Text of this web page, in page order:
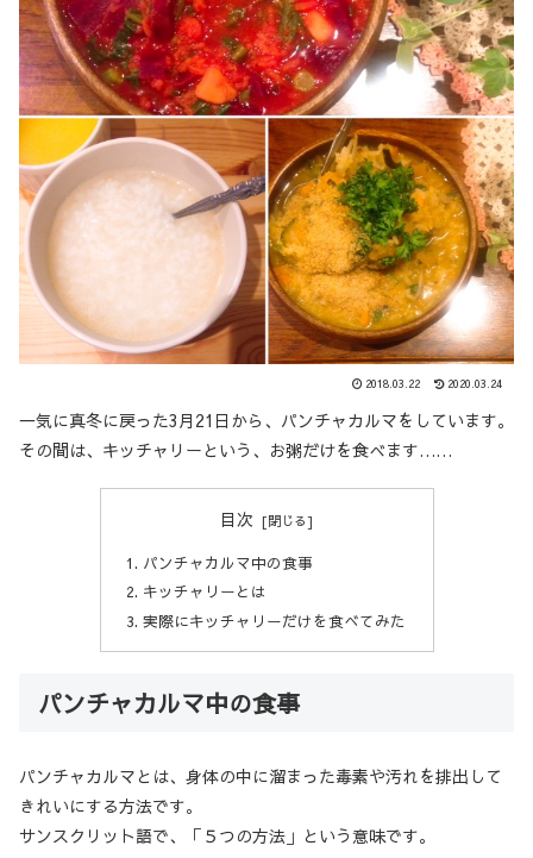
2018.03.22 2020.03.24
一気に真冬に戻った3月21日から、パンチャカルマをしています。
その間は、キッチャリーという、お粥だけを食べます……
目次
パンチャカルマ中の食事
キッチャリーとは
実際にキッチャリーだけを食べてみた
パンチャカルマ中の食事
パンチャカルマとは、身体の中に溜まった毒素や汚れを排出して
きれいにする方法です。
サンスクリット語で、「５つの方法」という意味です。